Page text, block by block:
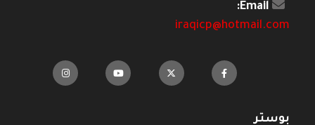
Email:
iraqicp@hotmail.com
بوستر